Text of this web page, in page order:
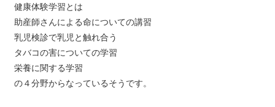
健康体験学習とは
助産師さんによる命についての講習
乳児検診で乳児と触れ合う
タバコの害についての学習
栄養に関する学習
の４分野からなっているそうです。